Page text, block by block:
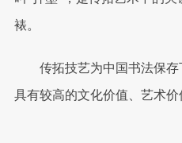
裱。
传拓技艺为中国书法保存
具有较高的文化价值、艺术价